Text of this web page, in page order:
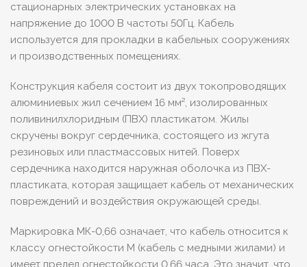
стационарных электрических установках на
напряжение до 1000 В частоты 50Гц. Кабель
используется для прокладки в кабельных сооружениях
и производственных помещениях.
Конструкция кабеля состоит из двух токопроводящих
алюминиевых жил сечением 16 мм², изолированных
поливинилхлоридным (ПВХ) пластикатом. Жилы
скручены вокруг сердечника, состоящего из жгута
резиновых или пластмассовых нитей. Поверх
сердечника находится наружная оболочка из ПВХ-
пластиката, которая защищает кабель от механических
повреждений и воздействия окружающей среды.
Маркировка МК-0,66 означает, что кабель относится к
классу огнестойкости М (кабель с медными жилами) и
имеет предел огнестойкости 0,66 часа. Это значит, что